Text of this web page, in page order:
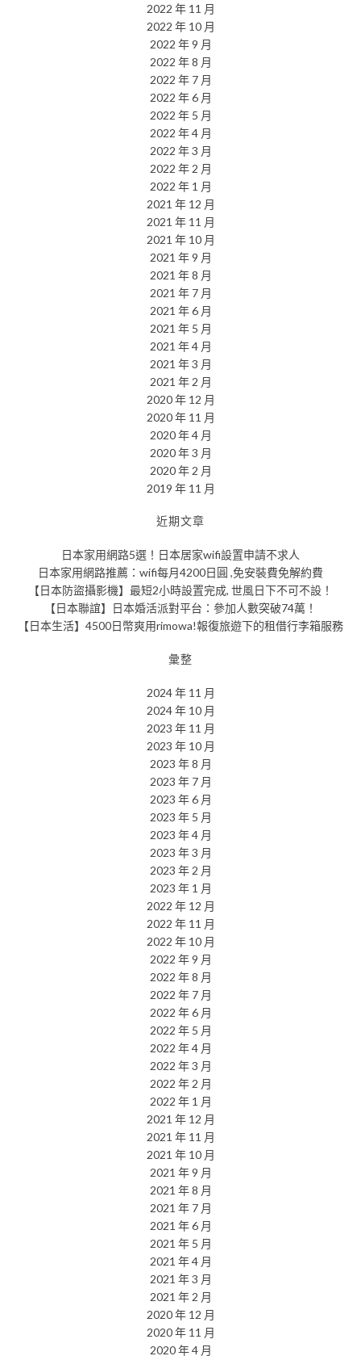
2022 年 11 月
2022 年 10 月
2022 年 9 月
2022 年 8 月
2022 年 7 月
2022 年 6 月
2022 年 5 月
2022 年 4 月
2022 年 3 月
2022 年 2 月
2022 年 1 月
2021 年 12 月
2021 年 11 月
2021 年 10 月
2021 年 9 月
2021 年 8 月
2021 年 7 月
2021 年 6 月
2021 年 5 月
2021 年 4 月
2021 年 3 月
2021 年 2 月
2020 年 12 月
2020 年 11 月
2020 年 4 月
2020 年 3 月
2020 年 2 月
2019 年 11 月
近期文章
日本家用網路5選！日本居家wifi設置申請不求人
日本家用網路推薦：wifi每月4200日圓 ,免安裝費免解約費
【日本防盜攝影機】最短2小時設置完成, 世風日下不可不設！
【日本聯誼】日本婚活派對平台：參加人數突破74萬！
【日本生活】4500日幣爽用rimowa!報復旅遊下的租借行李箱服務
彙整
2024 年 11 月
2024 年 10 月
2023 年 11 月
2023 年 10 月
2023 年 8 月
2023 年 7 月
2023 年 6 月
2023 年 5 月
2023 年 4 月
2023 年 3 月
2023 年 2 月
2023 年 1 月
2022 年 12 月
2022 年 11 月
2022 年 10 月
2022 年 9 月
2022 年 8 月
2022 年 7 月
2022 年 6 月
2022 年 5 月
2022 年 4 月
2022 年 3 月
2022 年 2 月
2022 年 1 月
2021 年 12 月
2021 年 11 月
2021 年 10 月
2021 年 9 月
2021 年 8 月
2021 年 7 月
2021 年 6 月
2021 年 5 月
2021 年 4 月
2021 年 3 月
2021 年 2 月
2020 年 12 月
2020 年 11 月
2020 年 4 月